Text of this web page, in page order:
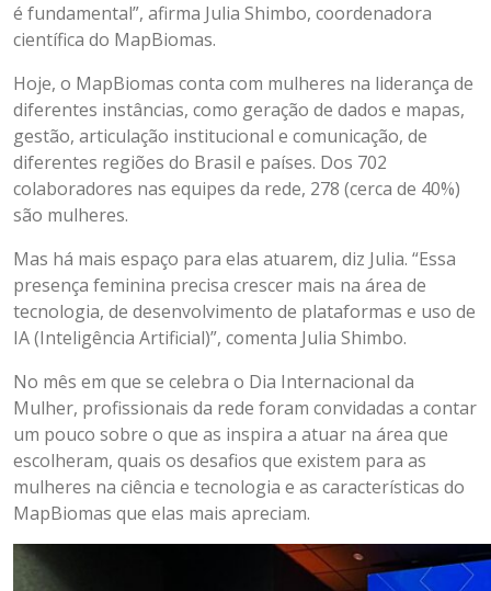
é fundamental”, afirma Julia Shimbo, coordenadora
científica do MapBiomas.
Hoje, o MapBiomas conta com mulheres na liderança de
diferentes instâncias, como geração de dados e mapas,
gestão, articulação institucional e comunicação, de
diferentes regiões do Brasil e países. Dos 702
colaboradores nas equipes da rede, 278 (cerca de 40%)
são mulheres.
Mas há mais espaço para elas atuarem, diz Julia. “Essa
presença feminina precisa crescer mais na área de
tecnologia, de desenvolvimento de plataformas e uso de
IA (Inteligência Artificial)”, comenta Julia Shimbo.
No mês em que se celebra o Dia Internacional da
Mulher, profissionais da rede foram convidadas a contar
um pouco sobre o que as inspira a atuar na área que
escolheram, quais os desafios que existem para as
mulheres na ciência e tecnologia e as características do
MapBiomas que elas mais apreciam.